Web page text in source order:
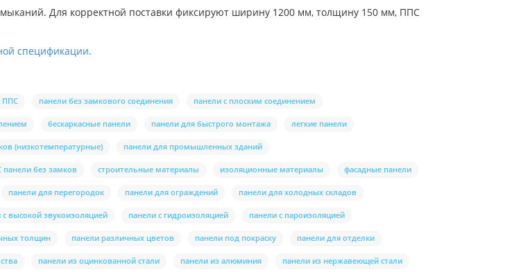
Для корректной поставки фиксируют ширину 1200 мм, толщину 150 мм, ППС
спецификации.
ППС панели без замкового соединения панели с плоским соединением
бескаркасные панели панели для быстрого монтажа легкие панели
(низкотемпературные) панели для промышленных зданий
панели без замков строительные материалы изоляционные материалы фасадные панели
панели для перегородок панели для ограждений панели для холодных складов
с высокой звукоизоляцией панели с гидроизоляцией панели с пароизоляцией
толщин панели различных цветов панели под покраску панели для отделки
панели из оцинкованной стали панели из алюминия панели из нержавеющей стали